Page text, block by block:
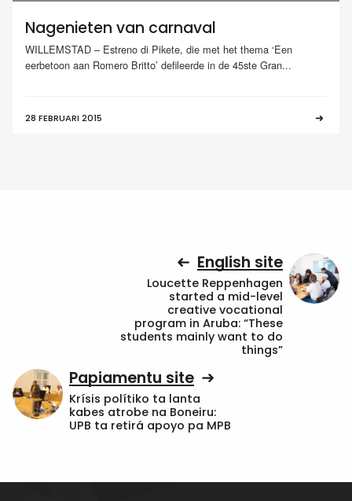
Nagenieten van carnaval
WILLEMSTAD – Estreno di Pikete, die met het thema ‘Een
eerbetoon aan Romero Britto’ defileerde in de 45ste Gran...
28 FEBRUARI 2015
English site
Loucette Reppenhagen
started a mid-level
creative vocational
program in Aruba: “These
students mainly want to do
things”
Papiamentu site
Krísis polítiko ta lanta
kabes atrobe na Boneiru:
UPB ta retirá apoyo pa MPB